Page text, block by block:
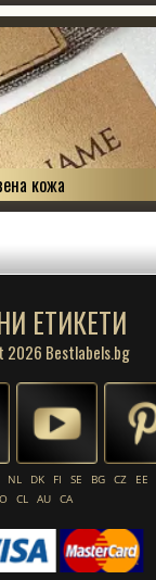
кожа
ЕТИКЕТИ
Bestlabels.bg
NL DK FI SE BG CZ
EE
CL AU CA